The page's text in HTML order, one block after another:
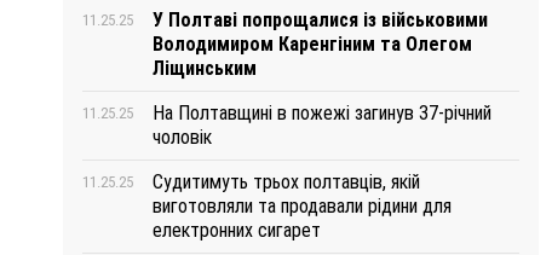
11.25.25
У Полтаві попрощалися із військовими
Володимиром Каренгіним та Олегом
Ліщинським
11.25.25
На Полтавщині в пожежі загинув 37-річний
чоловік
11.25.25
Судитимуть трьох полтавців, якій
виготовляли та продавали рідини для
електронних сигарет